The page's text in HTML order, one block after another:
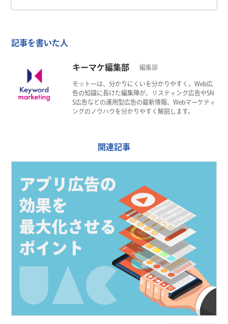
記事を書いた人
キーマケ編集部 編集部
モットーは、分かりにくいを分かりやすく。Web広
告の知識に長けた編集陣が、リスティング広告やSN
S広告などの運用型広告の最新情報、Webマーケティ
ングのノウハウを分かりやすく解説します。
関連記事